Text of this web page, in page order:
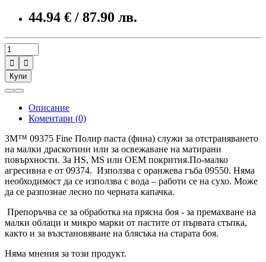
44.94 € / 87.90 лв.


Купи
Описание
Коментари (0)
3M™ 09375 Fine Полир паста (фина) служи за отстраняването
на малки драскотини или за освежаване на матирани
повърхности. За HS, MS или OEM покрития.По-малко
агресивна е от 09374. Използва с оранжева гъба 09550. Няма
необходимост да се използва с вода – работи се на сухо. Може
да се разпознае лесно по черната капачка.
Препоръчва се за обработка на прясна боя - за премахване на
малки облаци и микро марки от пастите от първата стъпка,
както и за възстановяване на блясъка на старата боя.
Няма мнения за този продукт.